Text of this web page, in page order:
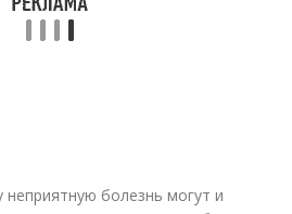
болезнь могут и